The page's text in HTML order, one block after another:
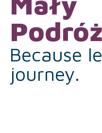
Because
journey.